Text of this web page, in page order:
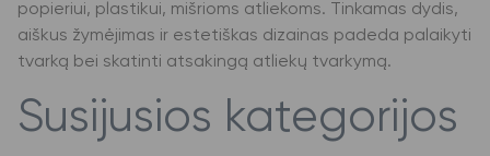
popieriui, plastikui, mišrioms atliekoms. Tinkamas dydis,
aiškus žymėjimas ir estetiškas dizainas padeda palaikyti
tvarką bei skatinti atsakingą atliekų tvarkymą.
Susijusios kategorijos